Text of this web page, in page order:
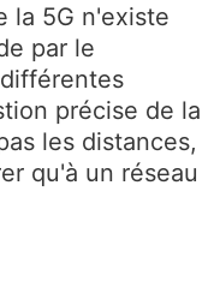
la 5G n'existe
par le
précise de la
les distances,
qu'à un réseau